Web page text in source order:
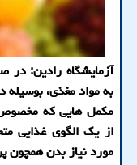
آزمایشگاه رادین: در
به مواد مغذی، بوسیله
مکمل هایی که مخصوص
از یک الگوی غذایی
مورد نیاز بدن همچون